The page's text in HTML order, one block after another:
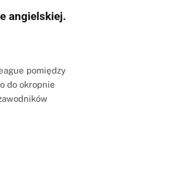
angielskiej.
pomiędzy
do okropnie